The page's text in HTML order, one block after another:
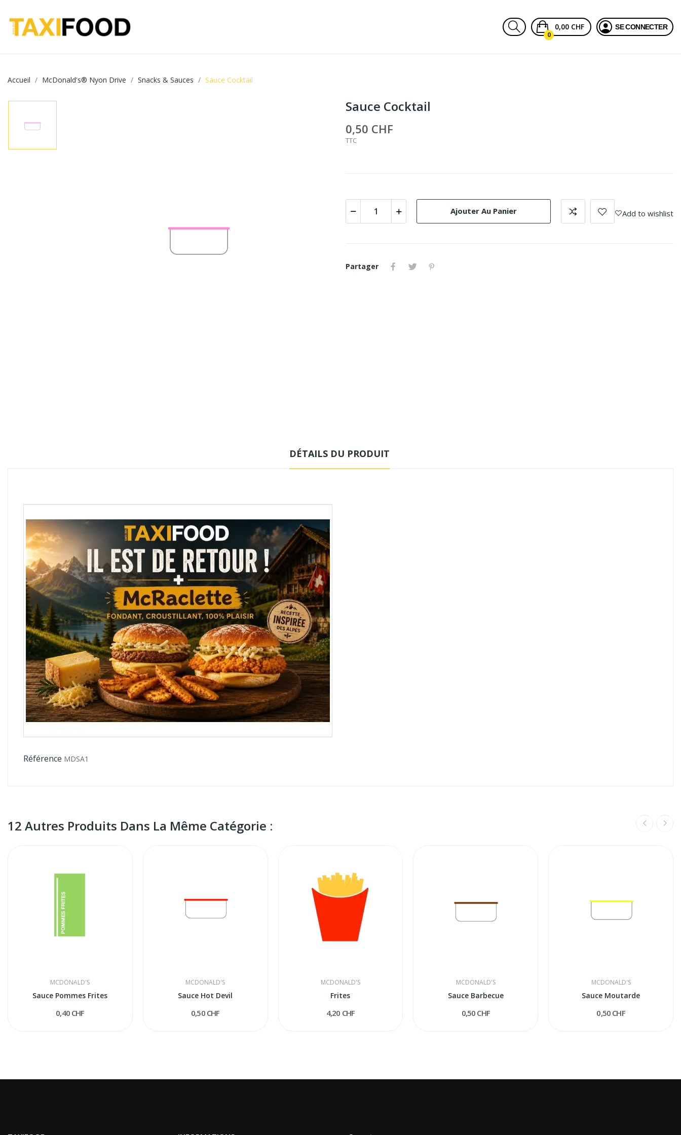
0,00 CHF
0
SE CONNECTER
Accueil McDonald's® Nyon Drive Snacks & Sauces Sauce Cocktail
Sauce Cocktail
0,50 CHF
TTC
Ajouter Au Panier Add to wishlist
Partager
DÉTAILS DU PRODUIT
Référence MDSA1
12 Autres Produits Dans La Même Catégorie :
MCDONALD'S
Sauce Pommes Frites
0,40 CHF
MCDONALD'S
Sauce Hot Devil
0,50 CHF
MCDONALD'S
Frites
4,20 CHF
MCDONALD'S
Sauce Barbecue
0,50 CHF
MCDONALD'S
Sauce Moutarde
0,50 CHF